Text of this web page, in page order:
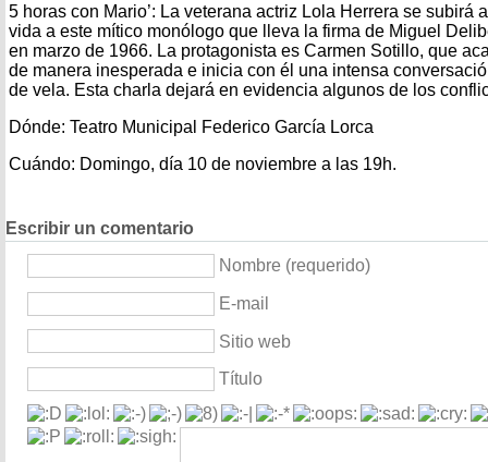
5 horas con Mario’: La veterana actriz Lola Herrera se subirá
vida a este mítico monó­logo que lleva la firma de Miguel
en marzo de 1966. La protagonista es Carmen Sotillo, que
de manera inesperada e inicia con él una intensa
de vela. Esta charla dejará en evidencia algunos de los
Dónde: Teatro Municipal Federico García Lorca
Cuándo: Domingo, día 10 de noviembre a las 19h.
Escribir un comentario
Nombre (requerido)
E-mail
Sitio web
Título